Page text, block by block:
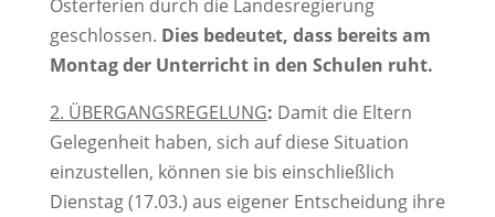
Osterferien durch die Landesregierung
geschlossen. Dies bedeutet, dass bereits am
Montag der Unterricht in den Schulen ruht.
2. ÜBERGANGSREGELUNG: Damit die Eltern
Gelegenheit haben, sich auf diese Situation
einzustellen, können sie bis einschließlich
Dienstag (17.03.) aus eigener Entscheidung ihre